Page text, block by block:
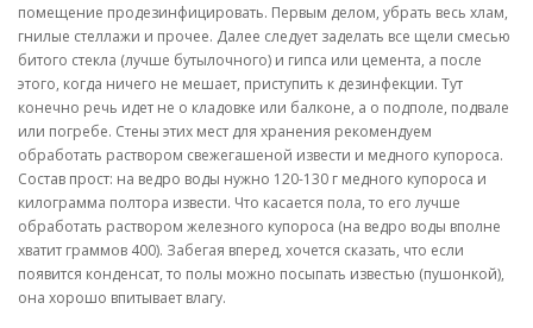
помещение продезинфицировать. Первым делом, убрать весь хлам,
гнилые стеллажи и прочее. Далее следует заделать все щели смесью
битого стекла (лучше бутылочного) и гипса или цемента, а после
этого, когда ничего не мешает, приступить к дезинфекции. Тут
конечно речь идет не о кладовке или балконе, а о подполе, подвале
или погребе. Стены этих мест для хранения рекомендуем
обработать раствором свежегашеной извести и медного купороса.
Состав прост: на ведро воды нужно 120-130 г медного купороса и
килограмма полтора извести. Что касается пола, то его лучше
обработать раствором железного купороса (на ведро воды вполне
хватит граммов 400). Забегая вперед, хочется сказать, что если
появится конденсат, то полы можно посыпать известью (пушонкой),
она хорошо впитывает влагу.